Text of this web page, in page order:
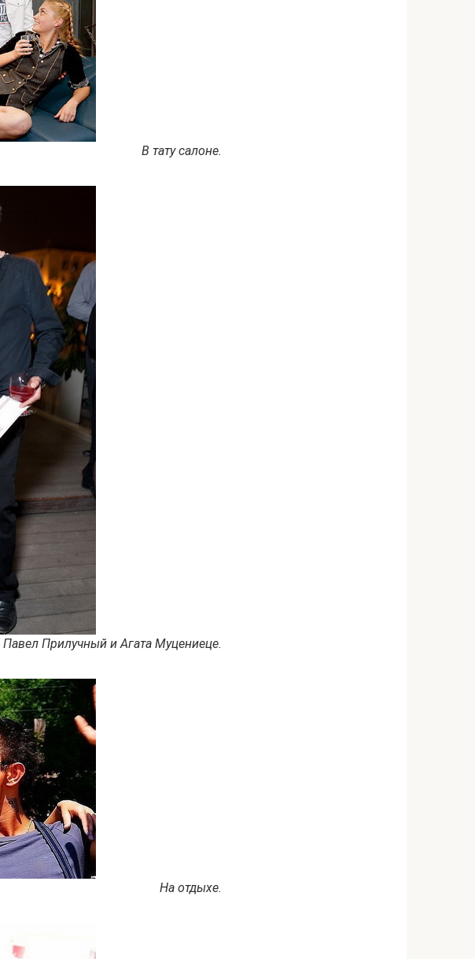
В тату салоне.
Павел Прилучный и Агата Муцениеце.
На отдыхе.